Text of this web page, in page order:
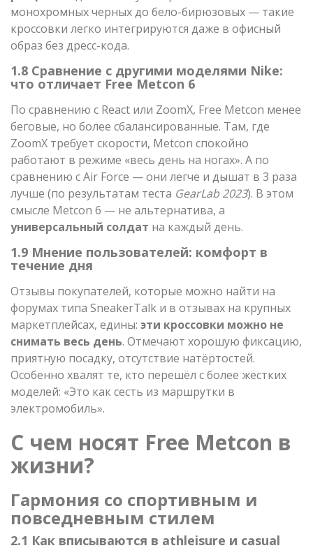
монохромных черных до бело-бирюзовых — такие
кроссовки легко интегрируются даже в офисный
образ без дресс-кода.
1.8 Сравнение с другими моделями Nike:
что отличает Free Metcon 6
По сравнению с React или ZoomX, Free Metcon менее
беговые, но более сбалансированные. Там, где
ZoomX требует скорости, Metcon спокойно
работают в режиме «весь день на ногах». А по
сравнению с Air Force — они легче и дышат в 3 раза
лучше (по результатам теста GearLab 2023). В этом
смысле Metcon 6 — не альтернатива, а
универсальный солдат на каждый день.
1.9 Мнение пользователей: комфорт в
течение дня
Отзывы покупателей, которые можно найти на
форумах типа SneakerTalk и в отзывах на крупных
маркетплейсах, едины: эти кроссовки можно не
снимать весь день. Отмечают хорошую фиксацию,
приятную посадку, отсутствие натёртостей.
Особенно хвалят те, кто перешёл с более жёстких
моделей: «Это как сесть из маршрутки в
электромобиль».
С чем носят Free Metcon в
жизни?
Гармония со спортивным и
повседневным стилем
2.1 Как вписываются в athleisure и casual